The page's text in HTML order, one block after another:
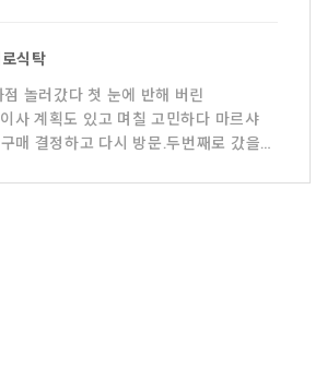
식탁
놀러갔다 첫 눈에 반해 버린
사 계획도 있고 며칠 고민하다 마르샤
매 결정하고 다시 방문.두번째로 갔을땐